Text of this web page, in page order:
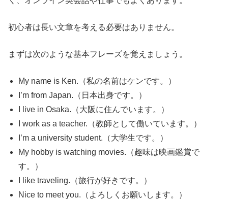
初心者は長い文章を考える必要はありません。
まずは次のような基本フレーズを覚えましょう。
My name is Ken.（私の名前はケンです。）
I’m from Japan.（日本出身です。）
I live in Osaka.（大阪に住んでいます。）
I work as a teacher.（教師として働いています。）
I’m a university student.（大学生です。）
My hobby is watching movies.（趣味は映画鑑賞で
す。）
I like traveling.（旅行が好きです。）
Nice to meet you.（よろしくお願いします。）